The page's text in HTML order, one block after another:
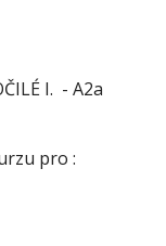
I. - A2a
pro :